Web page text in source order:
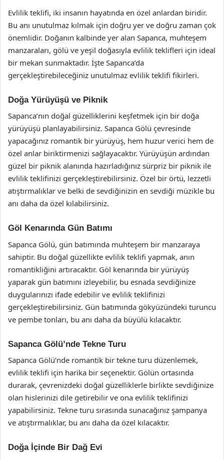
Evlilik teklifi, iki insanın hayatında en özel anlardan biridir.
Bu anı unutulmaz kılmak için doğru yer ve doğru zaman çok
önemlidir. Doğanın kalbinde yer alan Sapanca, muhteşem
manzaraları, gölü ve yeşil doğasıyla evlilik teklifleri için ideal
bir mekan sunmaktadır. İşte Sapanca’da
gerçekleştirebileceğiniz unutulmaz evlilik teklifi fikirleri.
Doğa Yürüyüşü ve Piknik
Sapanca’nın doğal güzelliklerini keşfetmek için bir doğa
yürüyüşü planlayabilirsiniz. Sapanca Gölü çevresinde
yapacağınız romantik bir yürüyüş, hem huzur verici hem de
özel anlar biriktirmenizi sağlayacaktır. Yürüyüşün ardından
güzel bir piknik alanında hazırladığınız sürpriz bir piknik ile
evlilik teklifinizi gerçekleştirebilirsiniz. Özel bir örtü, lezzetli
atıştırmalıklar ve belki de sevdiğinizin en sevdiği müzikle bu
anı daha da özel kılabilirsiniz.
Göl Kenarında Gün Batımı
Sapanca Gölü, gün batımında muhteşem bir manzaraya
sahiptir. Bu doğal güzellikte evlilik teklifi yapmak, anın
romantikliğini artıracaktır. Göl kenarında bir yürüyüş
yaparak gün batımını izleyebilir, bu esnada sevdiğinize
duygularınızı ifade edebilir ve evlilik teklifinizi
gerçekleştirebilirsiniz. Gün batımında gökyüzündeki turuncu
ve pembe tonları, bu anı daha da büyülü kılacaktır.
Sapanca Gölü’nde Tekne Turu
Sapanca Gölü’nde romantik bir tekne turu düzenlemek,
evlilik teklifi için harika bir seçenektir. Gölün ortasında
durarak, çevrenizdeki doğal güzelliklerle birlikte sevdiğinize
olan hislerinizi dile getirebilir ve ona evlilik teklifinizi
yapabilirsiniz. Tekne turu sırasında sunacağınız şampanya
ve atıştırmalıklar, bu anı daha da özel kılacaktır.
Doğa İçinde Bir Dağ Evi